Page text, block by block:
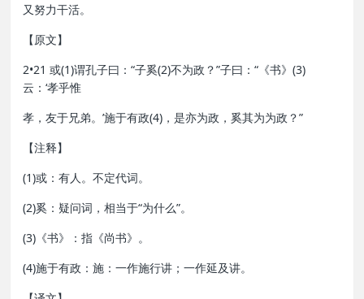
又努力干活。
【原文】
2•21 或(1)谓孔子曰：“子奚(2)不为政？”子曰：“《书》(3)
云：‘孝乎惟
孝，友于兄弟。’施于有政(4)，是亦为政，奚其为为政？”
【注释】
(1)或：有人。不定代词。
(2)奚：疑问词，相当于“为什么”。
(3)《书》：指《尚书》。
(4)施于有政：施：一作施行讲；一作延及讲。